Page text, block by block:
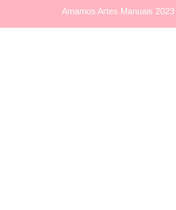
Amamos Artes Manuais